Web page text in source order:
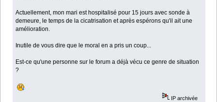
Actuellement, mon mari est hospitalisé pour 15 jours avec sonde à
demeure, le temps de la cicatrisation et après espérons qu'il ait une
amélioration.
Inutile de vous dire que le moral en a pris un coup...
Est-ce qu'une personne sur le forum a déjà vécu ce genre de situation
?
IP archivée